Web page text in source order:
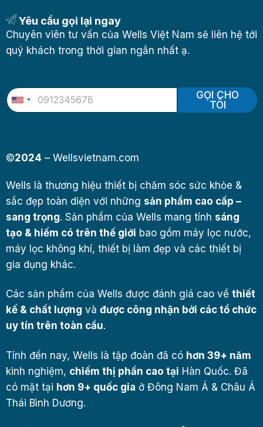
Yêu cầu gọi lại ngay
Chuyên viên tư vấn của Wells Việt Nam sẽ liên hệ tới
quý khách trong thời gian ngắn nhất ạ.
U
n
d
S
a
t
e
+
1
GỌI CHO
TÔI
©2024 – Wellsvietnam.com
Wells là thương hiệu thiết bị chăm sóc sức khỏe &
sắc đẹp toàn diện với những sản phẩm cao cấp –
sang trọng. Sản phẩm của Wells mang tính sáng
tạo & hiếm có trên thế giới bao gồm máy lọc nước,
máy lọc không khí, thiết bị làm đẹp và các thiết bị
gia dụng khác.
Các sản phẩm của Wells được đánh giá cao về thiết
kế & chất lượng và được công nhận bởi các tổ chức
uy tín trên toàn cầu.
Tính đến nay, Wells là tập đoàn đã có hơn 39+ năm
kinh nghiệm, chiếm thị phần cao tại Hàn Quốc. Đã
có mặt tại hơn 9+ quốc gia ở Đông Nam Á & Châu Á
Thái Bình Dương.